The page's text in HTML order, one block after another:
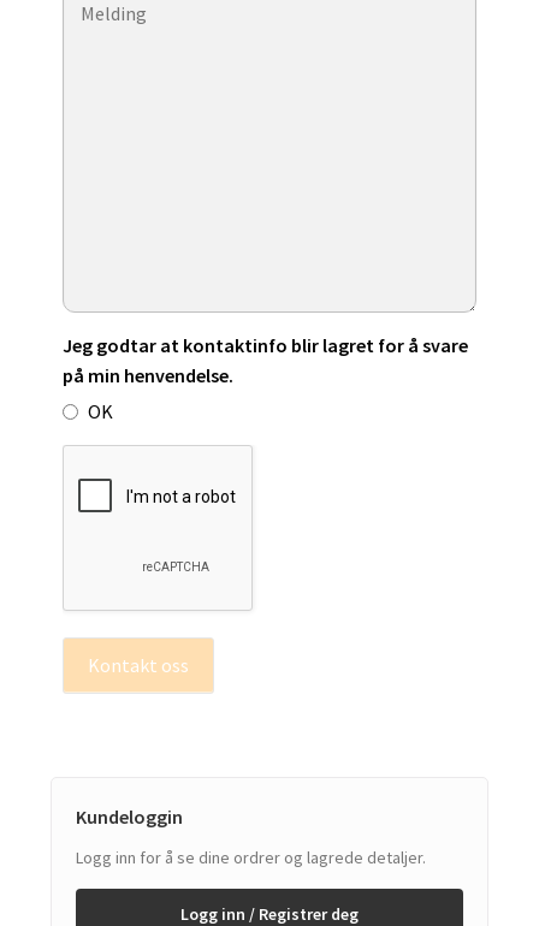
Jeg godtar at kontaktinfo blir lagret for å svare
på min henvendelse.
OK
Kontakt oss
Kundeloggin
Logg inn for å se dine ordrer og lagrede detaljer.
Logg inn / Registrer deg